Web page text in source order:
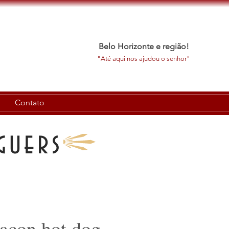
Belo Horizonte e região!
"Até aqui nos ajudou o senhor"
Contato